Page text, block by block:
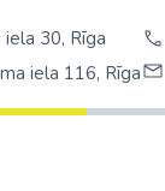
iela 30, Rīga
iela 116, Rīga